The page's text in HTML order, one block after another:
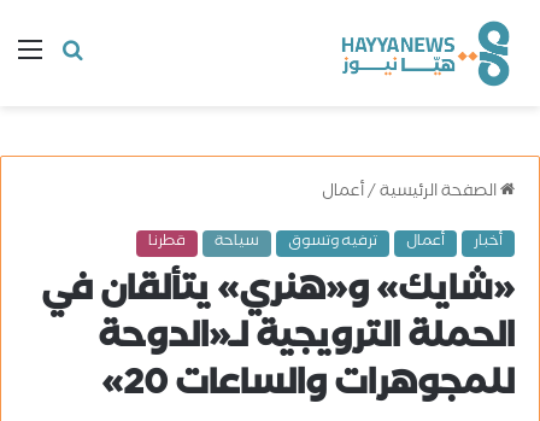
البحث
الصفحة الرئيسية/أعمال
أخبار أعمال ترفيه وتسوق سياحة قطرنا
«شايك» و«هنري» يتألقان في
الحملة الترويجية لـ«الدوحة
للمجوهرات والساعات 20»